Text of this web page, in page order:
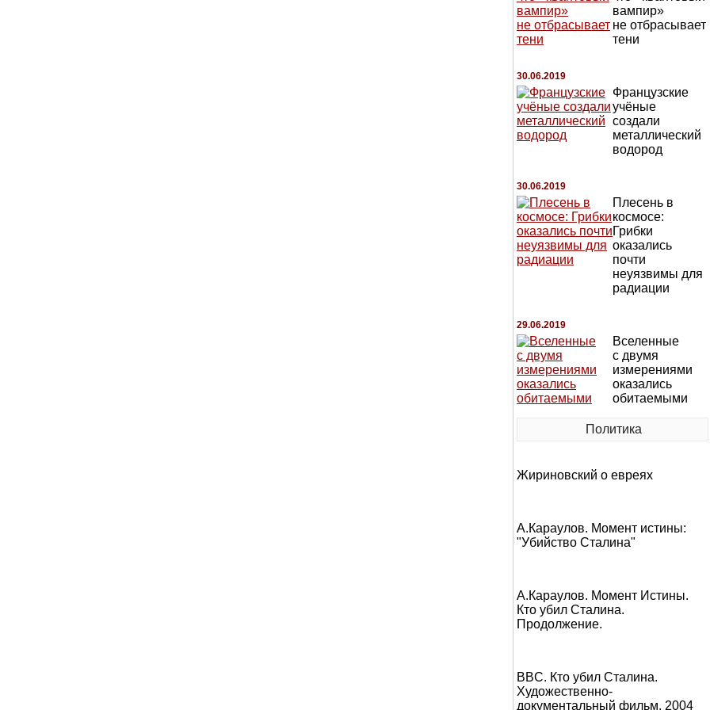
вампир»
не отбрасывает
тени
30.06.2019
Французские
учёные
создали
металлический
водород
30.06.2019
Плесень в
космосе:
Грибки
оказались
почти
неуязвимы для
радиации
29.06.2019
Вселенные
с двумя
измерениями
оказались
обитаемыми
Политика
Жириновский о евреях
А.Караулов. Момент истины:
"Убийство Сталина"
А.Караулов. Момент Истины.
Кто убил Сталина.
Продолжение.
BBC. Кто убил Сталина.
Художественно-
документальный фильм, 2004